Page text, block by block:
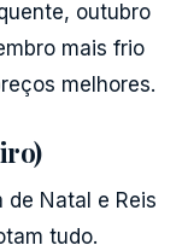
outubro
mais frio
melhores.
de Natal e Reis
tudo.